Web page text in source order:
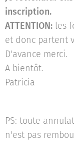
inscription.
ATTENTION: les
et donc partent
D'avance merci.
A bientôt.
Patricia
PS: toute
n'est pas